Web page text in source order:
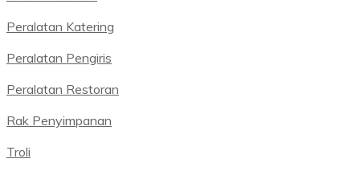
Peralatan Katering
Peralatan Pengiris
Peralatan Restoran
Rak Penyimpanan
Troli